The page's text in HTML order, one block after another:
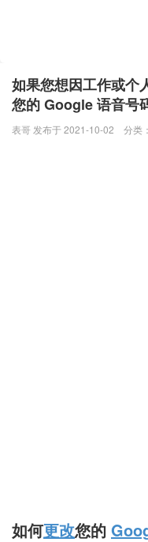
如果您想因工作或个
您的 Google 语音号
表哥 发布于 2021-10-02 分类：
如何更改您的